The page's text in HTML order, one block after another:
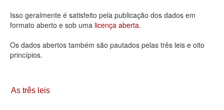
Administração
Legislação
Agenda
Contato
Isso geralmente é satisfeito pela publicação dos dados em
formato aberto e sob uma licença aberta.
Os dados abertos também são pautados pelas três leis e oito
princípios.
As três leis